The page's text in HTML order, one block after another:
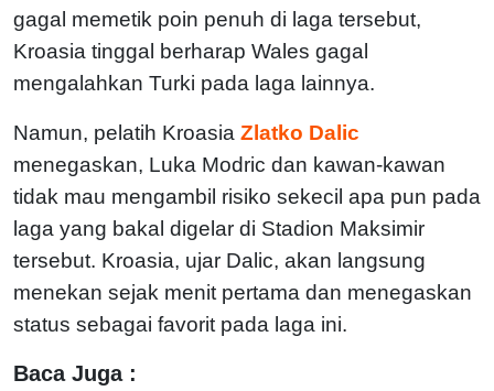
gagal memetik poin penuh di laga tersebut,
Kroasia tinggal berharap Wales gagal
mengalahkan Turki pada laga lainnya.
Namun, pelatih Kroasia Zlatko Dalic
menegaskan, Luka Modric dan kawan-kawan
tidak mau mengambil risiko sekecil apa pun pada
laga yang bakal digelar di Stadion Maksimir
tersebut. Kroasia, ujar Dalic, akan langsung
menekan sejak menit pertama dan menegaskan
status sebagai favorit pada laga ini.
Baca Juga :